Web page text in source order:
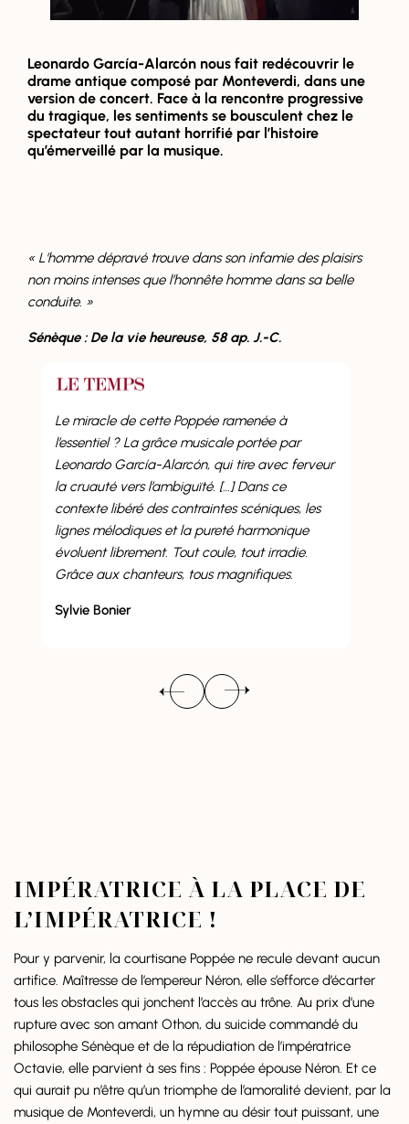
Leonardo García-Alarcón nous fait redécouvrir le
drame antique composé par Monteverdi, dans une
version de concert. Face à la rencontre progressive
du tragique, les sentiments se bousculent chez le
spectateur tout autant horrifié par l’histoire
qu’émerveillé par la musique.
« L’homme dépravé trouve dans son infamie des plaisirs
non moins intenses que l’honnête homme dans sa belle
conduite. »
Sénèque : De la vie heureuse, 58 ap. J.-C.
Le miracle de cette Poppée ramenée à
l’essentiel ? La grâce musicale portée par
Leonardo García-Alarcón, qui tire avec ferveur
la cruauté vers l’ambiguïté. […] Dans ce
contexte libéré des contraintes scéniques, les
lignes mélodiques et la pureté harmonique
évoluent librement. Tout coule, tout irradie.
Grâce aux chanteurs, tous magnifiques.
Sylvie Bonier
IMPÉRATRICE À LA PLACE DE
L’IMPÉRATRICE !
Pour y parvenir, la courtisane Poppée ne recule devant aucun
artifice. Maîtresse de l’empereur Néron, elle s’efforce d’écarter
tous les obstacles qui jonchent l’accès au trône. Au prix d’une
rupture avec son amant Othon, du suicide commandé du
philosophe Sénèque et de la répudiation de l’impératrice
Octavie, elle parvient à ses fins : Poppée épouse Néron. Et ce
qui aurait pu n’être qu’un triomphe de l’amoralité devient, par la
musique de Monteverdi, un hymne au désir tout puissant, une